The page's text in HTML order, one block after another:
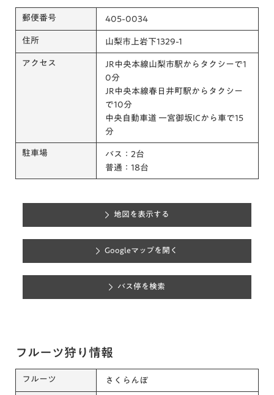
郵便番号 405-0034
住所 山梨市上岩下1329-1
アクセス
JR中央本線山梨市駅からタクシーで1
0分
JR中央本線春日井町駅からタクシー
で10分
中央自動車道 一宮御坂ICから車で15
分
駐車場
バス：2台
普通：18台
地図を表示する
Googleマップを開く
バス停を検索
フルーツ狩り情報
フルーツ さくらんぼ